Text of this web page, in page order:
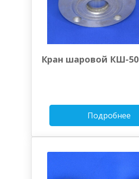
Кран шаровой КШ-50
Подробнее